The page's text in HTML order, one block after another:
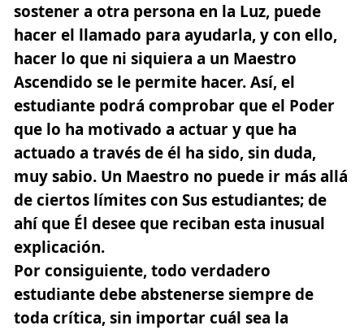
sostener a otra persona en la Luz, puede
hacer el llamado para ayudarla, y con ello,
hacer lo que ni siquiera a un Maestro
Ascendido se le permite hacer. Así, el
estudiante podrá comprobar que el Poder
que lo ha motivado a actuar y que ha
actuado a través de él ha sido, sin duda,
muy sabio. Un Maestro no puede ir más allá
de ciertos límites con Sus estudiantes; de
ahí que Él desee que reciban esta inusual
explicación.
Por consiguiente, todo verdadero
estudiante debe abstenerse siempre de
toda crítica, sin importar cuál sea la